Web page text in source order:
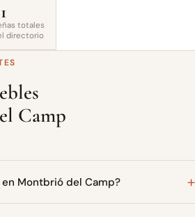
totales
directorio
Camp
Montbrió del Camp?